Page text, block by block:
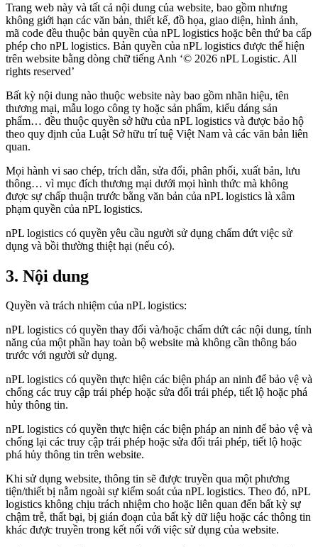
Trang web này và tất cả nội dung của website, bao gồm nhưng
không giới hạn các văn bản, thiết kế, đồ họa, giao diện, hình ảnh,
mã code đều thuộc bản quyền của nPL logistics hoặc bên thứ ba cấp
phép cho nPL logistics. Bản quyền của nPL logistics được thể hiện
trên website bằng dòng chữ tiếng Anh ‘© 2026 nPL Logistic. All
rights reserved’
Bất kỳ nội dung nào thuộc website này bao gồm nhãn hiệu, tên
thương mại, mẫu logo công ty hoặc sản phẩm, kiểu dáng sản
phẩm… đều thuộc quyền sở hữu của nPL logistics và được bảo hộ
theo quy định của Luật Sở hữu trí tuệ Việt Nam và các văn bản liên
quan.
Mọi hành vi sao chép, trích dẫn, sửa đổi, phân phối, xuất bản, lưu
thông… vì mục đích thương mại dưới mọi hình thức mà không
được sự chấp thuận trước bằng văn bản của nPL logistics là xâm
phạm quyền của nPL logistics.
nPL logistics có quyền yêu cầu người sử dụng chấm dứt việc sử
dụng và bồi thường thiệt hại (nếu có).
3. Nội dung
Quyền và trách nhiệm của nPL logistics:
nPL logistics có quyền thay đổi và/hoặc chấm dứt các nội dung, tính
năng của một phần hay toàn bộ website mà không cần thông báo
trước với người sử dụng.
nPL logistics có quyền thực hiện các biện pháp an ninh để bảo vệ và
chống các truy cập trái phép hoặc sửa đổi trái phép, tiết lộ hoặc phá
hủy thông tin.
nPL logistics có quyền thực hiện các biện pháp an ninh để bảo vệ và
chống lại các truy cập trái phép hoặc sửa đổi trái phép, tiết lộ hoặc
phá hủy thông tin trên website.
Khi sử dụng website, thông tin sẽ được truyền qua một phương
tiện/thiết bị nằm ngoài sự kiểm soát của nPL logistics. Theo đó, nPL
logistics không chịu trách nhiệm cho hoặc liên quan đến bất kỳ sự
chậm trễ, thất bại, bị gián đoạn của bất kỳ dữ liệu hoặc các thông tin
khác được truyền trong kết nối với việc sử dụng của website.